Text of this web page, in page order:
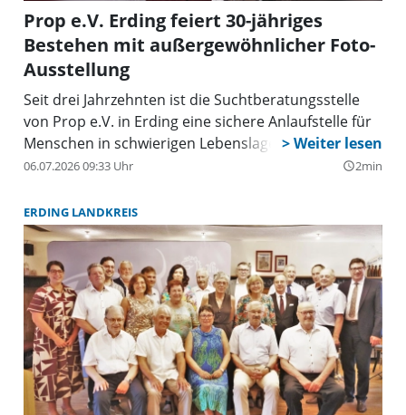
Prop e.V. Erding feiert 30-jähriges
Bestehen mit außergewöhnlicher Foto-
Ausstellung
Seit drei Jahrzehnten ist die Suchtberatungsstelle
von Prop e.V. in Erding eine sichere Anlaufstelle für
Menschen in schwierigen Lebenslagen. Anlässlich
dieses 30-jährigen Jubiläums holt die
die Foto-Ausstellung „Respect vs Stigma –
Superheld*innen“.
06.07.2026 09:33 Uhr query_builder2min
ERDING LANDKREIS